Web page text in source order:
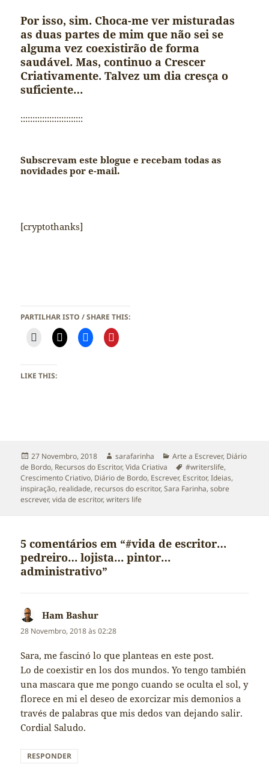
Por isso, sim. Choca-me ver misturadas
as duas partes de mim que não sei se
alguma vez coexistirão de forma
saudável. Mas, continuo a Crescer
Criativamente. Talvez um dia cresça o
suficiente…
::::::::::::::::::::::::::
Subscrevam este blogue e recebam todas as
novidades por e-mail.
[cryptothanks]
PARTILHAR ISTO / SHARE THIS:
LIKE THIS:
Publicado
a
27 Novembro, 2018 Autor
sarafarinha Categorias
Arte a Escrever, Diário
de Bordo, Recursos do Escritor,Vida Criativa Etiquetas
#writerslife,
Crescimento Criativo, Diário de Bordo, Escrever, Escritor,Ideias,
inspiração, realidade, recursos do escritor,Sara Farinha,sobre
escrever,vida de escritor,writers life
5 comentários em “#vida de escritor…
pedreiro… lojista… pintor…
administrativo”
Ham Bashur
28 Novembro, 2018 às 02:28
Sara, me fascinó lo que planteas en este post.
Lo de coexistir en los dos mundos. Yo tengo también
una mascara que me pongo cuando se oculta el sol, y
florece en mi el deseo de exorcizar mis demonios a
través de palabras que mis dedos van dejando salir.
Cordial Saludo.
RESPONDER